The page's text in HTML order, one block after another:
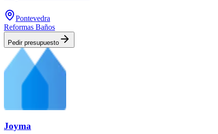
Pontevedra
Reformas Baños
Pedir presupuesto
Joyma